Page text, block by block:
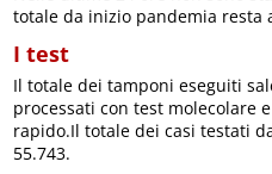
totale da inizio pandemia resta
I test
Il totale dei tamponi eseguiti
processati con test molecolare
rapido.Il totale dei casi testati
55.743.